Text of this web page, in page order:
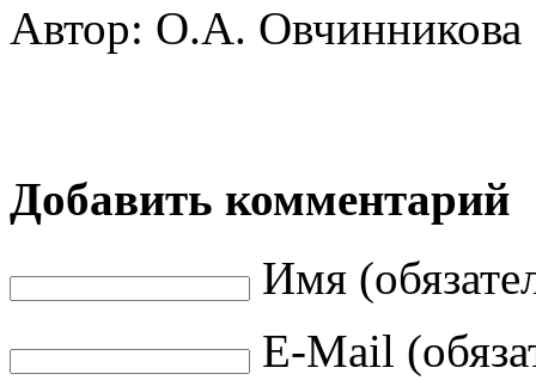
Автор: О.А. Овчинникова
Добавить комментарий
Имя
E-Mail